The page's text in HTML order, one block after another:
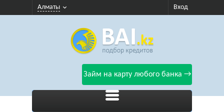
Алматы Вход
Займ на карту любого банка →